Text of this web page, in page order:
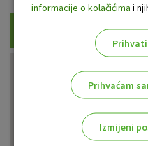
informacije o kolačićima i
Prihvati
Prihvaćam
Izmijeni